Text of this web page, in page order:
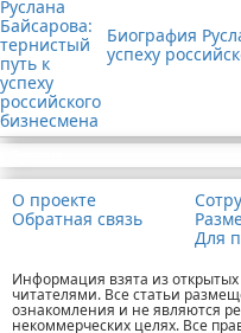
Биография
успеху
О проекте
Обратная связь
Для
Информация взята из
читателями. Все статьи
ознакомления и не являются
некоммерческих целях. Все